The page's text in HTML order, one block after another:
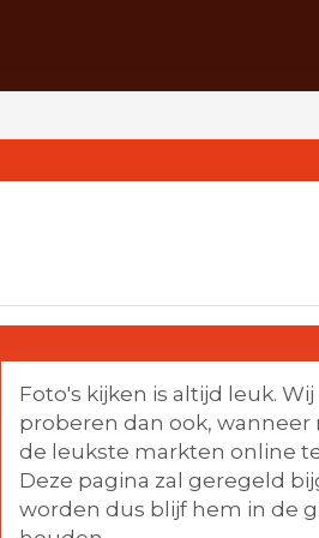
Foto's kijken is altijd leuk. Wij
proberen dan ook, wanneer
de leukste markten online
Deze pagina zal geregeld
worden dus blijf hem in de